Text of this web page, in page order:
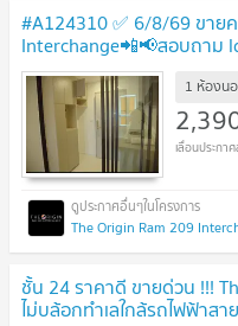
#A124310 ✅ 6/8/69 ขาย
Interchange📲📢สอบถาม
1 ห้องน
The Origin Ram 209
ชั้น 24 ราคาดี ขายด่วน !!!
ไม่บล้อกทำเลใกล้รถไฟฟ้าส